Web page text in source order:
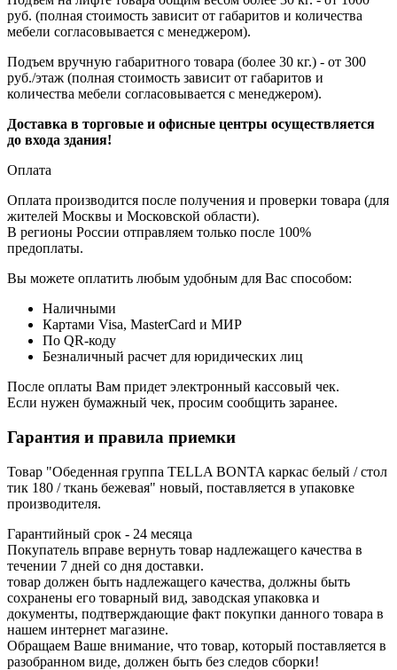
руб. (полная стоимость зависит от габаритов и количества
мебели согласовывается с менеджером).
Подъем вручную габаритного товара (более 30 кг.) - от 300
руб./этаж (полная стоимость зависит от габаритов и
количества мебели согласовывается с менеджером).
Доставка в торговые и офисные центры осуществляется
до входа здания!
Оплата
Оплата производится после получения и проверки товара (для
жителей Москвы и Московской области).
В регионы России отправляем только после 100%
предоплаты.
Вы можете оплатить любым удобным для Вас способом:
Наличными
Картами Visa, MasterCard и МИР
По QR-коду
Безналичный расчет для юридических лиц
После оплаты Вам придет электронный кассовый чек.
Если нужен бумажный чек, просим сообщить заранее.
Гарантия и правила приемки
Товар "Обеденная группа TELLA BONTA каркас белый / стол
тик 180 / ткань бежевая" новый, поставляется в упаковке
производителя.
Гарантийный срок - 24 месяца
Покупатель вправе вернуть товар надлежащего качества в
течении 7 дней со дня доставки.
товар должен быть надлежащего качества, должны быть
сохранены его товарный вид, заводская упаковка и
документы, подтверждающие факт покупки данного товара в
нашем интернет магазине.
Обращаем Ваше внимание, что товар, который поставляется в
разобранном виде, должен быть без следов сборки!